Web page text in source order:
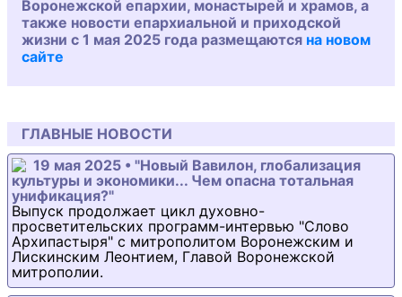
Воронежской епархии, монастырей и храмов, а
также новости епархиальной и приходской
жизни с 1 мая 2025 года размещаются на новом
сайте
ГЛАВНЫЕ НОВОСТИ
19 мая 2025 • "Новый Вавилон, глобализация
культуры и экономики... Чем опасна тотальная
унификация?"
Выпуск продолжает цикл духовно-
просветительских программ-интервью "Слово
Архипастыря" с митрополитом Воронежским и
Лискинским Леонтием, Главой Воронежской
митрополии.